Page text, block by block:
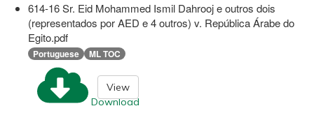
614-16 Sr. Eid Mohammed Ismil Dahrooj e outros dois
(representados por AED e 4 outros) v. República Árabe do
Egito.pdf
Portuguese ML TOC
Download
View